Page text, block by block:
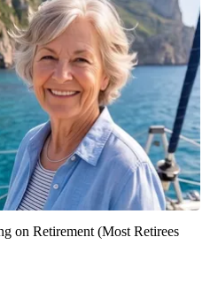
on Retirement (Most Retirees